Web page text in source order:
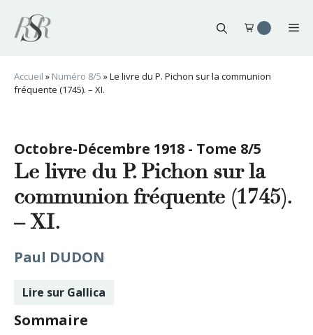
contenu
Accueil » Numéro 8/5 »Le livre du P. Pichon sur la communion
fréquente (1745). – XI.
Octobre-Décembre 1918 - Tome 8/5
Le livre du P. Pichon sur la
communion fréquente (1745).
– XI.
Paul DUDON
Lire sur Gallica
Sommaire